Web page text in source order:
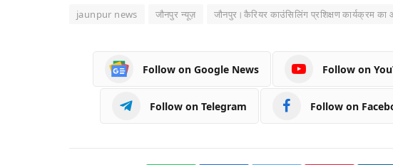
jaunpur news जौनपुर न्यूज़ जौनपुर।कैरियर काउंसिलिंग प्रशिक्षण कार्यक्रम
Follow on Google News Follow on
Follow on Telegram Follow on